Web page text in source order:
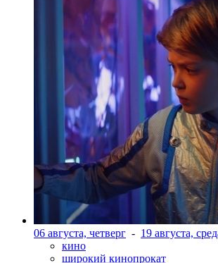
06 августа, четверг - 19 августа,
кино
широкий кинопрокат